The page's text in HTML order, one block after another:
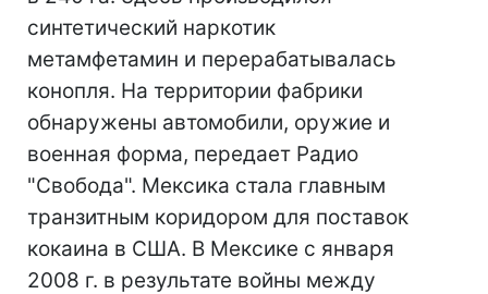
синтетический наркотик
метамфетамин и перерабатывалась
конопля. На территории фабрики
обнаружены автомобили, оружие и
военная форма, передает Радио
"Свобода". Мексика стала главным
транзитным коридором для поставок
кокаина в США. В Мексике с января
2008 г. в результате войны между